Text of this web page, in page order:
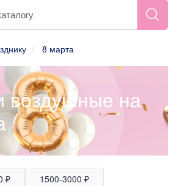
8 марта
воздушные на
₽
1500-3000 ₽